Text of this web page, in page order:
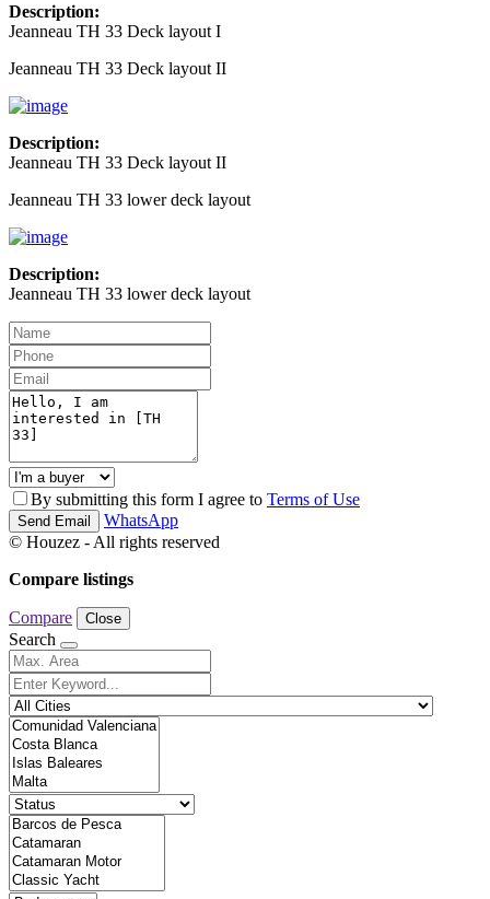
Description:
Jeanneau TH 33 Deck layout I
Jeanneau TH 33 Deck layout II
Description:
Jeanneau TH 33 Deck layout II
Jeanneau TH 33 lower deck layout
Description:
Jeanneau TH 33 lower deck layout
By submitting this form I agree to Terms of Use
Send Email
WhatsApp
© Houzez - All rights reserved
Compare listings
Compare Close
Search